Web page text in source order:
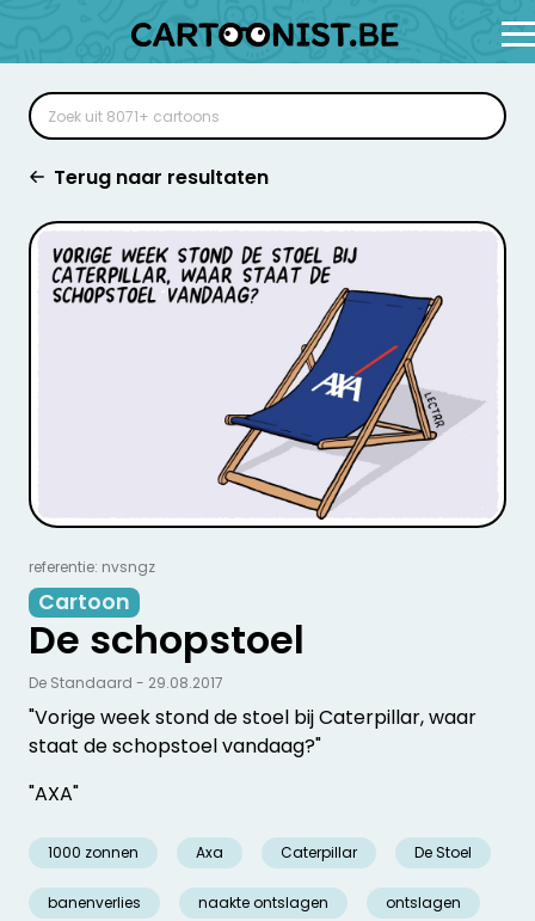
Terug naar resultaten
referentie: nvsngz
Cartoon
De schopstoel
"Vorige week stond de stoel bij Caterpillar, waar
staat de schopstoel vandaag?"
"AXA"
1000 zonnen Axa Caterpillar De Stoel
banenverlies naakte ontslagen ontslagen
De Standaard - 29.08.2017